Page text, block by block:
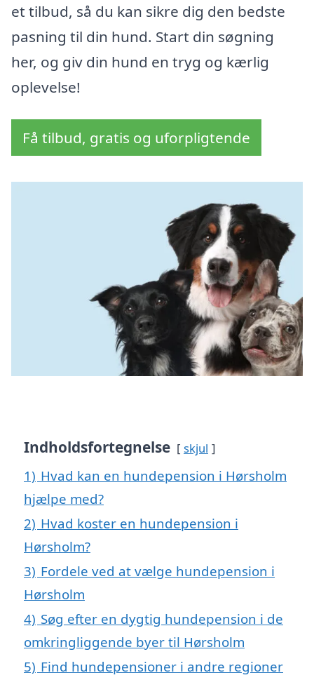
et tilbud, så du kan sikre dig den bedste
pasning til din hund. Start din søgning
her, og giv din hund en tryg og kærlig
oplevelse!
Få tilbud, gratis og uforpligtende
Indholdsfortegnelse skjul
1) Hvad kan en hundepension i Hørsholm
hjælpe med?
2) Hvad koster en hundepension i
Hørsholm?
3) Fordele ved at vælge hundepension i
Hørsholm
4) Søg efter en dygtig hundepension i de
omkringliggende byer til Hørsholm
5) Find hundepensioner i andre regioner